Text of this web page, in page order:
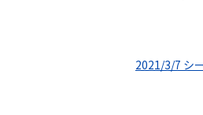
2021/3/7 シ